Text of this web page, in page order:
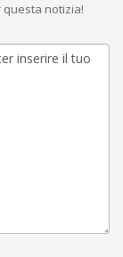
notizia!